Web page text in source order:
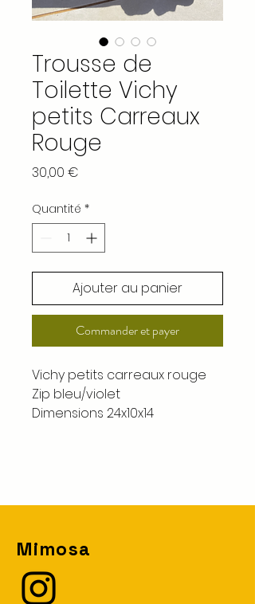
Trousse de
Toilette Vichy
petits Carreaux
Rouge
30,00 €
Quantité *
Ajouter au panier
Commander et payer
Vichy petits carreaux rouge
Zip bleu/violet
Dimensions 24x10x14
Mimosa